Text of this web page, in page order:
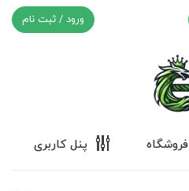
ورود / ثبت نام
فروشگاه پنل کاربری